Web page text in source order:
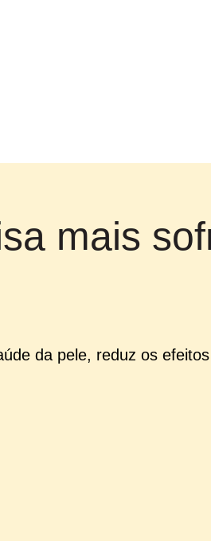
mais
da pele, reduz os